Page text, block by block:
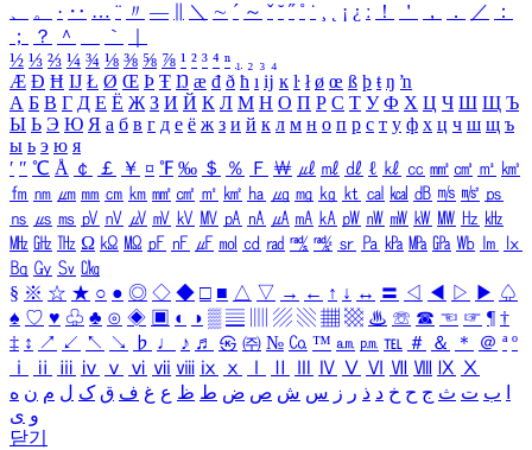
、
。 · ‥ … ¨ 〃 ― ＼ ∼ ´ ～ ˇ ˘ ˝ ˚ ˙ ¸ ¡ ¿ ː ！ ＇ ， ． ／
：
；
？ ＾ ｀
½ ⅓ ⅔ ¼ ¾ ⅛ ⅜ ⅝ ⅞ ¹ ² ³ ⁴ ⁿ ₁ ₂ ₃ ₄
Æ Ð Ħ Ĳ Ł Ø Œ Þ Ŧ Ŋ æ đ ð ħ ı ĳ ĸ ŀ ł ø œ ß þ ŧ ŋ ŉ
А Б В Г Д Е Ё Ж З И Й К Л М Н О П Р С Т У Ф Х Ц Ч Ш Щ Ъ
Ы Ь Э Ю Я а б в г д е ё ж з и й к л м н о п р с т у ф х ц ч ш щ ъ
ы ь э ю я
′ ″ ℃ Å ￠ ￡ ￥ ¤ ℉ ‰ ＄ ％ Ｆ ￦ ㎕ ㎖ ㎗ ℓ ㎘ ㏄ ㎣ ㎤ ㎥ ㎦
㎙ ㎚ ㎛ ㎜ ㎝ ㎞ ㎟ ㎠ ㎡ ㎢ ㏊ ㎍ ㎎ ㎏ ㏏ ㎈ ㎉ ㏈ ㎧ ㎨ ㎰
㎱ ㎲ ㎳ ㎴ ㎵ ㎶ ㎷ ㎸ ㎹ ㎀ ㎁ ㎂ ㎃ ㎄ ㎺ ㎻ ㎽ ㎾ ㎿ ㎐ ㎑
㎒ ㎓ ㎔ Ω ㏀ ㏁ ㎊ ㎋ ㎌ ㏖ ㏅ ㎭ ㎮ ㎯ ㏛ ㎩ ㎪ ㎫ ㎬ ㏝ ㏐
㏓
㏃ ㏉ ㏜ ㏆
§ ※ ☆ ★ ○ ● ◎ ◇ ◆ □ ■ △ ▽ → ← ↑ ↓ ↔ 〓 ◁ ◀ ▷ ▶ ♤
♠ ♡ ♥ ♧ ♣ ⊙ ◈ ▣ ◐ ◑ ▒ ▤ ▨ ▧ ▦ ▩ ♨ ☏ ☎ ☜ ☞ ¶ †
‡ ↕ ↗ ↙ ↖ ↘ ♭ ♩ ♪ ♬ ㉿ ㈜ № ㏇ ™ ㏂ ㏘ ℡ ＃ ＆ ＊ ＠ ª º
ⅰ
ⅱ ⅲ ⅳ ⅴ ⅵ ⅶ ⅷ ⅸ ⅹ Ⅳ Ⅴ Ⅵ Ⅶ Ⅷ Ⅸ Ⅹ
ب ت ث ج ح خ د ذ ر ز س ش ص ض ط ظ ع غ ف ق ک ل م ن ه
و ی
닫기